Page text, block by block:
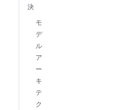
決
モ
デ
ル
ア
ー
キ
テ
ク